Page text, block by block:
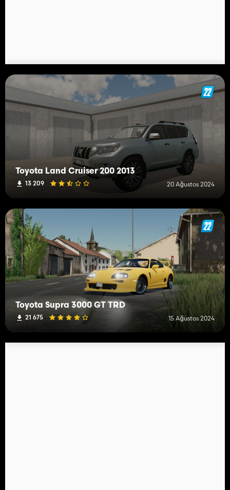
Toyota Land Cruiser 200 2013
13 209 20 Ağustos 2024
Toyota Supra 3000 GT TRD
21 675 15 Ağustos 2024